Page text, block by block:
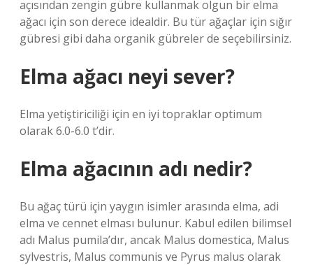
açısından zengin gübre kullanmak olgun bir elma
ağacı için son derece idealdir. Bu tür ağaçlar için sığır
gübresi gibi daha organik gübreler de seçebilirsiniz.
Elma ağacı neyi sever?
Elma yetiştiriciliği için en iyi topraklar optimum
olarak 6.0-6.0 t’dir.
Elma ağacının adı nedir?
Bu ağaç türü için yaygın isimler arasında elma, adi
elma ve cennet elması bulunur. Kabul edilen bilimsel
adı Malus pumila’dır, ancak Malus domestica, Malus
sylvestris, Malus communis ve Pyrus malus olarak